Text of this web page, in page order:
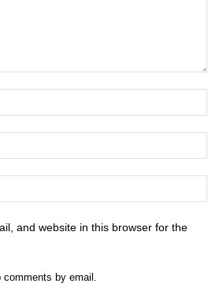
and website in this browser for the
by email.